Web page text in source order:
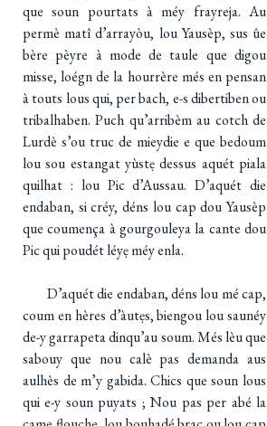
que soun pourtats à méy frayreja. Au
permè matî d’arrayòu, lou Yausèp, sus ûe
bère pèyre à mode de taule que digou
misse, loégn de la hourrère més en pensan
à touts lous qui, per bach, e-s dibertiben ou
tribalhaben. Puch qu’arribèm au cotch de
Lurdè s’ou truc de mieydie e que bedoum
lou sou estangat yùstẹ dessus aquét piala
quilhat : lou Pic d’Aussau. D’aquét die
endaban, si créy, déns lou cap dou Yausèp
que coumença à gourgouleya la cante dou
Pic qui poudét léyẹ méy enla.
D’aquét die endaban, déns lou mé cap,
coum en hères d’àutẹs, biengou lou saunéy
de-y garrapeta dinqu’au soum. Més lèu que
sabouy que nou calè pas demanda aus
aulhès de m’y gabida. Chics que soun lous
qui e-y soun puyats ; Nou pas per abé la